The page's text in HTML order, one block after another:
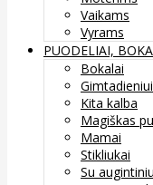
Vaikams
Vyrams
PUODELIAI,
Bokalai
Gimtadieniui
Kita kalba
Magiškas
Mamai
Stikliukai
Su augintiniu